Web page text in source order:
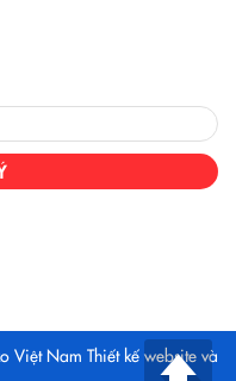
Việt Nam Thiết kế website và